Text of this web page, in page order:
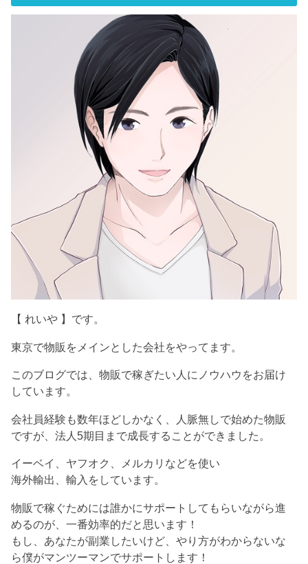
【 れいや 】です。
東京で物販をメインとした会社をやってます。
このブログでは、物販で稼ぎたい人にノウハウをお届け
しています。
会社員経験も数年ほどしかなく、人脈無しで始めた物販
ですが、法人5期目まで成長することができました。
イーベイ、ヤフオク、メルカリなどを使い
海外輸出、輸入をしています。
物販で稼ぐためには誰かにサポートしてもらいながら進
めるのが、一番効率的だと思います！
もし、あなたが副業したいけど、やり方がわからないな
ら僕がマンツーマンでサポートします！